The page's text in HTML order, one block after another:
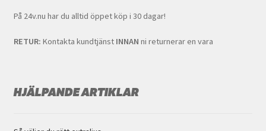
På 24v.nu har du alltid öppet köp i 30 dagar!
RETUR: Kontakta kundtjänst INNAN ni returnerar en vara
HJÄLPANDE ARTIKLAR